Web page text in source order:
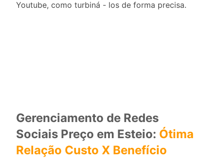
Youtube, como turbiná - los de forma precisa.
Gerenciamento de Redes
Sociais Preço em Esteio: Ótima
Relação Custo X Benefício